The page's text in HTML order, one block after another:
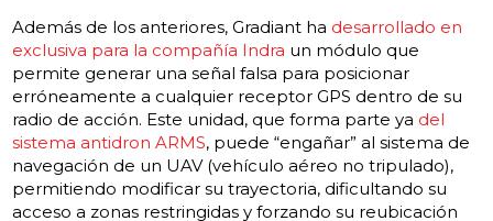
Además de los anteriores, Gradiant ha desarrollado en
exclusiva para la compañía Indra un módulo que
permite generar una señal falsa para posicionar
erróneamente a cualquier receptor GPS dentro de su
radio de acción. Este unidad, que forma parte ya del
sistema antidron ARMS, puede “engañar” al sistema de
navegación de un UAV (vehículo aéreo no tripulado),
permitiendo modificar su trayectoria, dificultando su
acceso a zonas restringidas y forzando su reubicación